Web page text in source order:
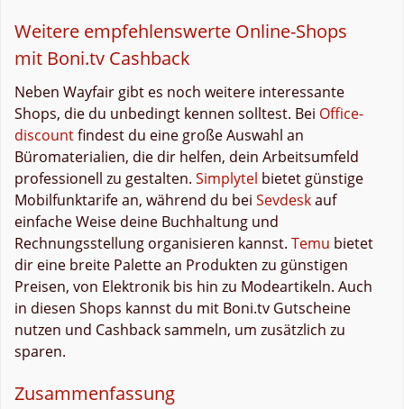
Weitere empfehlenswerte Online-Shops
mit Boni.tv Cashback
Neben Wayfair gibt es noch weitere interessante
Shops, die du unbedingt kennen solltest. Bei Office-
discountfindest du eine große Auswahl an
Büromaterialien, die dir helfen, dein Arbeitsumfeld
professionell zu gestalten. Simplytel bietet günstige
Mobilfunktarife an, während du bei Sevdeskauf
einfache Weise deine Buchhaltung und
Rechnungsstellung organisieren kannst. Temu bietet
dir eine breite Palette an Produkten zu günstigen
Preisen, von Elektronik bis hin zu Modeartikeln. Auch
in diesen Shops kannst du mit Boni.tv Gutscheine
nutzen und Cashback sammeln, um zusätzlich zu
sparen.
Zusammenfassung